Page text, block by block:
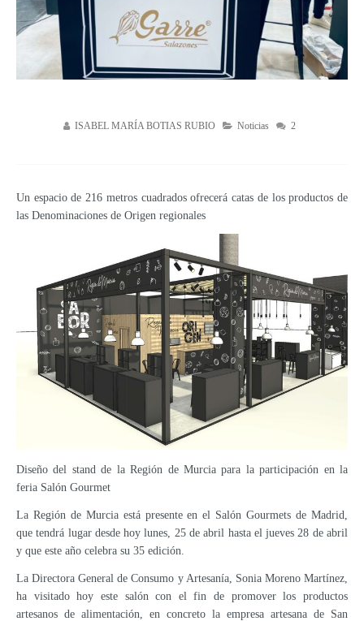
ISABEL MARÍA BOTIAS RUBIO Noticias 2
Un espacio de 216 metros cuadrados ofrecerá catas de los productos de
las Denominaciones de Origen regionales
Diseño del stand de la Región de Murcia para la participación en la
feria Salón Gourmet
La Región de Murcia está presente en el Salón Gourmets de Madrid,
que tendrá lugar desde hoy lunes, 25 de abril hasta el jueves 28 de abril
y que este año celebra su 35 edición.
La Directora General de Consumo y Artesanía, Sonia Moreno Martínez,
ha visitado hoy este salón con el fin de promover los productos
artesanos de alimentación, en concreto la empresa artesana de San